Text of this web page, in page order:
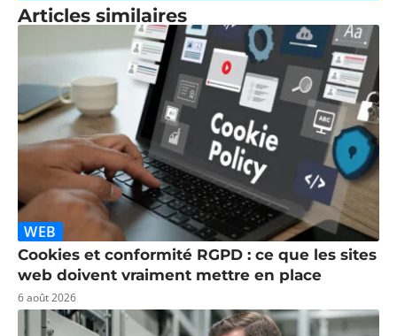
Articles similaires
WEB
Cookies et conformité RGPD : ce que les sites
web doivent vraiment mettre en place
6 août 2026